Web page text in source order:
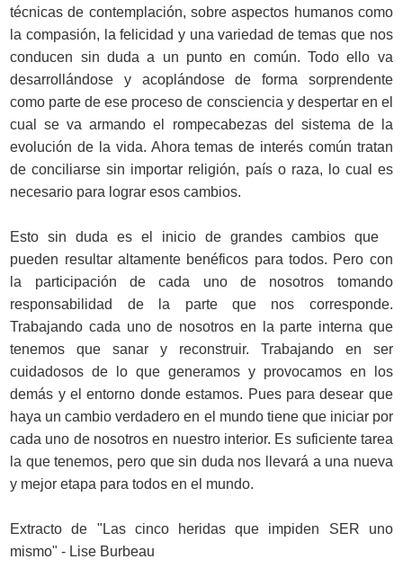
técnicas de contemplación, sobre aspectos humanos como
la compasión, la felicidad y una variedad de temas que nos
conducen sin duda a un punto en común. Todo ello va
desarrollándose y acoplándose de forma sorprendente
como parte de ese proceso de consciencia y despertar en el
cual se va armando el rompecabezas del sistema de la
evolución de la vida. Ahora temas de interés común tratan
de conciliarse sin importar religión, país o raza, lo cual es
necesario para lograr esos cambios.
Esto sin duda es el inicio de grandes cambios que
pueden resultar altamente benéficos para todos. Pero con
la participación de cada uno de nosotros tomando
responsabilidad de la parte que nos corresponde.
Trabajando cada uno de nosotros en la parte interna que
tenemos que sanar y reconstruir. Trabajando en ser
cuidadosos de lo que generamos y provocamos en los
demás y el entorno donde estamos. Pues para desear que
haya un cambio verdadero en el mundo tiene que iniciar por
cada uno de nosotros en nuestro interior. Es suficiente tarea
la que tenemos, pero que sin duda nos llevará a una nueva
y mejor etapa para todos en el mundo.
Extracto de "Las cinco heridas que impiden SER uno
mismo" - Lise Burbeau